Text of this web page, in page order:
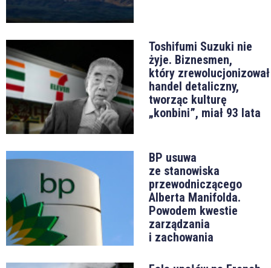
Toshifumi Suzuki nie
żyje. Biznesmen,
który zrewolucjonizował
handel detaliczny,
tworząc kulturę
„konbini”, miał 93 lata
BP usuwa
ze stanowiska
przewodniczącego
Alberta Manifolda.
Powodem kwestie
zarządzania
i zachowania